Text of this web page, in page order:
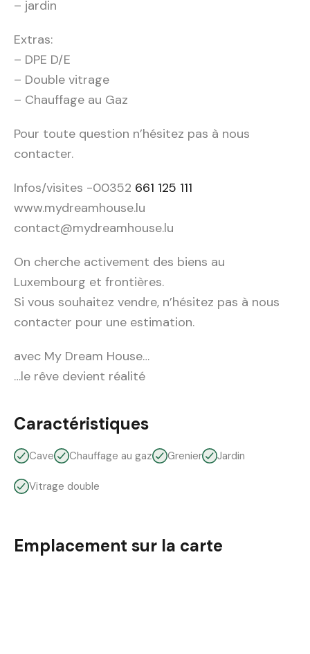
– jardin
Extras:
– DPE D/E
– Double vitrage
– Chauffage au Gaz
Pour toute question n’hésitez pas à nous
contacter.
Infos/visites -00352 661 125 111
www.mydreamhouse.lu
contact@mydreamhouse.lu
On cherche activement des biens au
Luxembourg et frontières.
Si vous souhaitez vendre, n’hésitez pas à nous
contacter pour une estimation.
avec My Dream House…
…le rêve devient réalité
Caractéristiques
Cave Chauffage au gaz Grenier Jardin
Vitrage double
Emplacement sur la carte